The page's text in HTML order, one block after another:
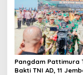
Pangdam Pattimura
Bakti TNI AD, 11